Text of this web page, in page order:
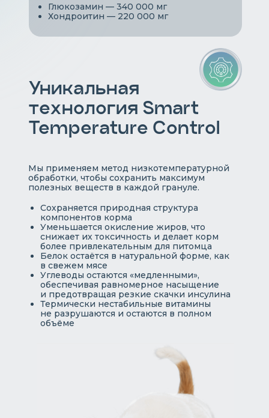
Глюкозамин — 340 000 мг
Хондроитин — 220 000 мг
Уникальная
технология Smart
Temperature Control
Мы применяем метод низкотемпературной
обработки, чтобы сохранить максимум
полезных веществ в каждой грануле.
Сохраняется природная структура
компонентов корма
Уменьшается окисление жиров, что
снижает их токсичность и делает корм
более привлекательным для питомца
Белок остаётся в натуральной форме, как
в свежем мясе
Углеводы остаются «медленными»,
обеспечивая равномерное насыщение
и предотвращая резкие скачки инсулина
Термически нестабильные витамины
не разрушаются и остаются в полном
объёме